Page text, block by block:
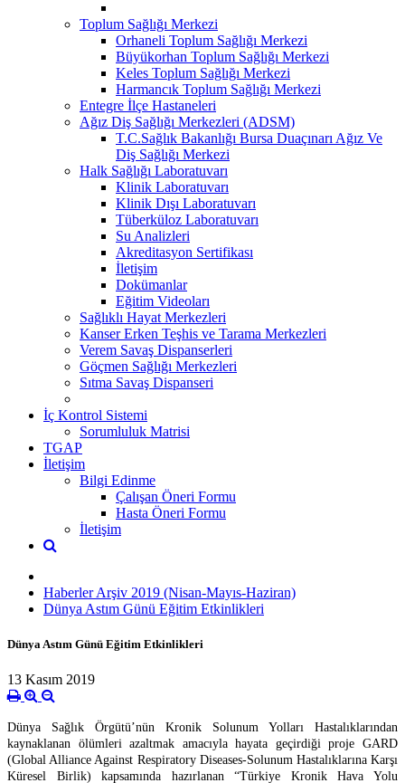
Toplum Sağlığı Merkezi
Orhaneli Toplum Sağlığı Merkezi
Büyükorhan Toplum Sağlığı Merkezi
Keles Toplum Sağlığı Merkezi
Harmancık Toplum Sağlığı Merkezi
Entegre İlçe Hastaneleri
Ağız Diş Sağlığı Merkezleri (ADSM)
T.C.Sağlık Bakanlığı Bursa Duaçınarı Ağız Ve
Diş Sağlığı Merkezi
Halk Sağlığı Laboratuvarı
Klinik Laboratuvarı
Klinik Dışı Laboratuvarı
Tüberküloz Laboratuvarı
Su Analizleri
Akreditasyon Sertifikası
İletişim
Dokümanlar
Eğitim Videoları
Sağlıklı Hayat Merkezleri
Kanser Erken Teşhis ve Tarama Merkezleri
Verem Savaş Dispanserleri
Göçmen Sağlığı Merkezleri
Sıtma Savaş Dispanseri
İç Kontrol Sistemi
Sorumluluk Matrisi
TGAP
İletişim
Bilgi Edinme
Çalışan Öneri Formu
Hasta Öneri Formu
İletişim
Haberler Arşiv 2019 (Nisan-Mayıs-Haziran)
Dünya Astım Günü Eğitim Etkinlikleri
Dünya Astım Günü Eğitim Etkinlikleri
13 Kasım 2019
Dünya Sağlık Örgütü’nün Kronik Solunum Yolları Hastalıklarından
kaynaklanan ölümleri azaltmak amacıyla hayata geçirdiği proje GARD
(Global Alliance Against Respiratory Diseases-Solunum Hastalıklarına Karşı
Küresel Birlik) kapsamında hazırlanan “Türkiye Kronik Hava Yolu